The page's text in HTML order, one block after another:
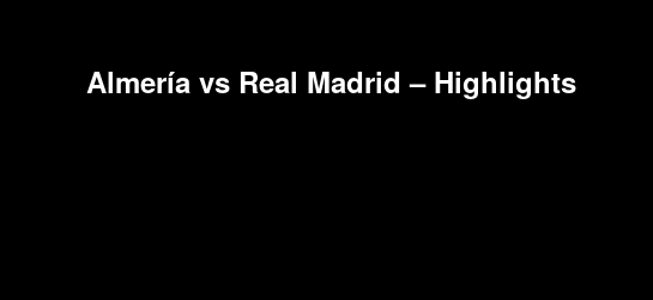
Almería vs Real Madrid – Highlights